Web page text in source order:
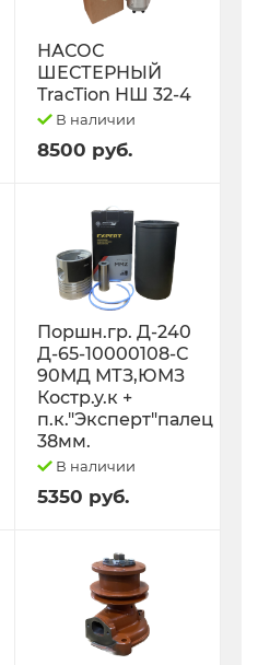
НАСОС
ШЕСТЕРНЫЙ
TracTion НШ 32-4
В наличии
8500 руб.
Поршн.гр. Д-240
Д-65-10000108-С
90МД МТЗ,ЮМЗ
Костр.у.к +
п.к."Эксперт"палец
38мм.
В наличии
5350 руб.